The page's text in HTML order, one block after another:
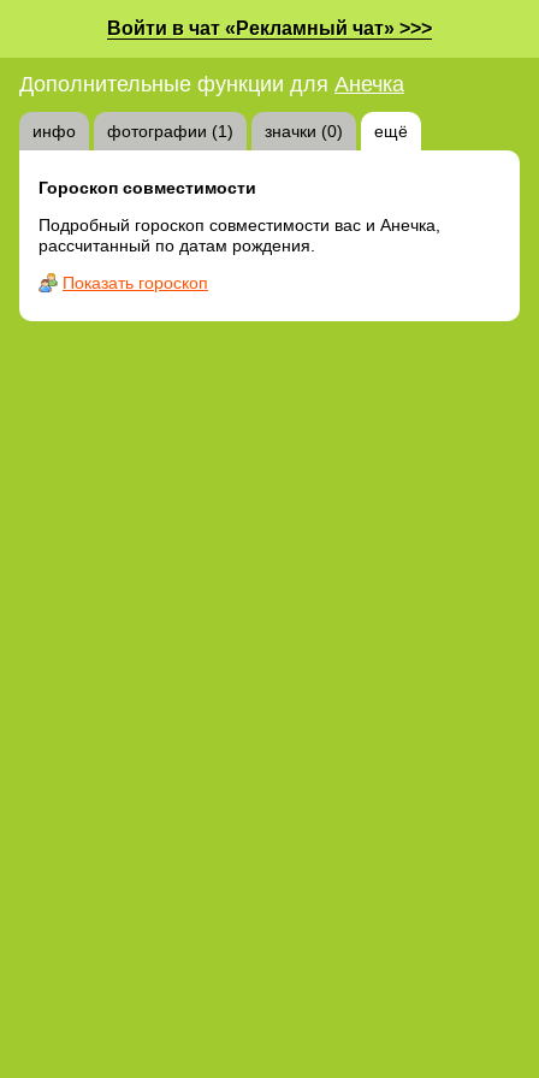
Войти в чат «Рекламный чат» >>>
Дополнительные функции для Анечка
инфо фотографии (1) значки (0) ещё
Гороскоп совместимости
Подробный гороскоп совместимости вас и Анечка,
рассчитанный по датам рождения.
Показать гороскоп